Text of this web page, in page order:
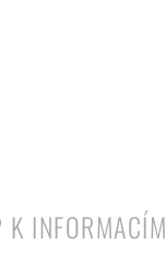
INFORMACÍM